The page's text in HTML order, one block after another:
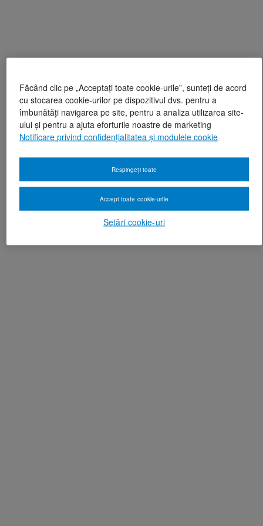
Făcând clic pe „Acceptați toate cookie-urile”, sunteți de acord
cu stocarea cookie-urilor pe dispozitivul dvs. pentru a
îmbunătăți navigarea pe site, pentru a analiza utilizarea site-
ului și pentru a ajuta eforturile noastre de marketing
Notificare privind confidențialitatea și modulele cookie
Setări cookie-uri
Respingeți toate
Accept toate cookie-urile